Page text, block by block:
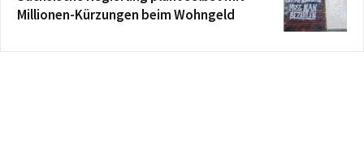
Millionen-Kürzungen beim Wohngeld